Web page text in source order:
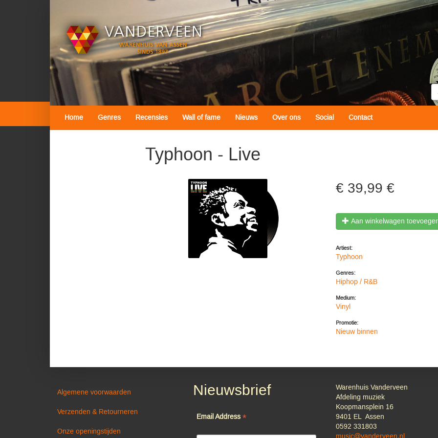
Home
Genres Recensies Wall of fame Nieuws Over ons Social Contact
Typhoon - Live
39,99 €
Aan winkelwagen
Artiest:
Typhoon
Genres:
Hiphop / R&B
Medium:
Vinyl
Promotie:
Nieuw binnen
Algemene voorwaarden
Verzenden & Retourneren
Onze openingstijden
Nieuwsbrief
Email Address*
Warenhuis Vanderveen
Afdeling muziek
Koopmansplein 16
9401 EL Assen
0592 331803